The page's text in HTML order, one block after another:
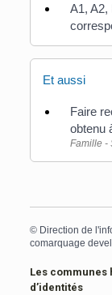
A1, A2,
Et aussi
Faire
obtenu
Famille -
© Direction de
comarquage
Les
d’identités